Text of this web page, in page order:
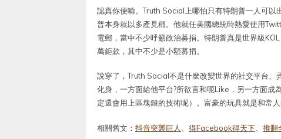
認真你便輸。Truth Social上哪怕只有特朗普一人可
普本身就以多產見稱。他就任美國總統時熱愛使用
電郵，當中不少呼籲政治募捐。特朗普真是世界級
萬鉅款，其中不少是小額募捐。
說穿了，Truth Social不是什麼改變世界的社交平台
化身，一方面給他平台?所欲言和呃Like，另一方面成
定還會用上區塊鏈的技術呢）。富豪的玩具就是和常人
相關舊文： 抖音突襲巨人 得Facebook得天下 推翻